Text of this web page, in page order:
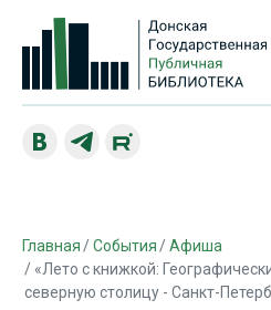
Главная События
Афиша
«Лето с книжкой:
северную столицу - Санкт-